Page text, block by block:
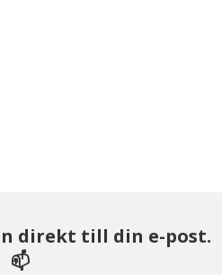
direkt till din e-post.
📫